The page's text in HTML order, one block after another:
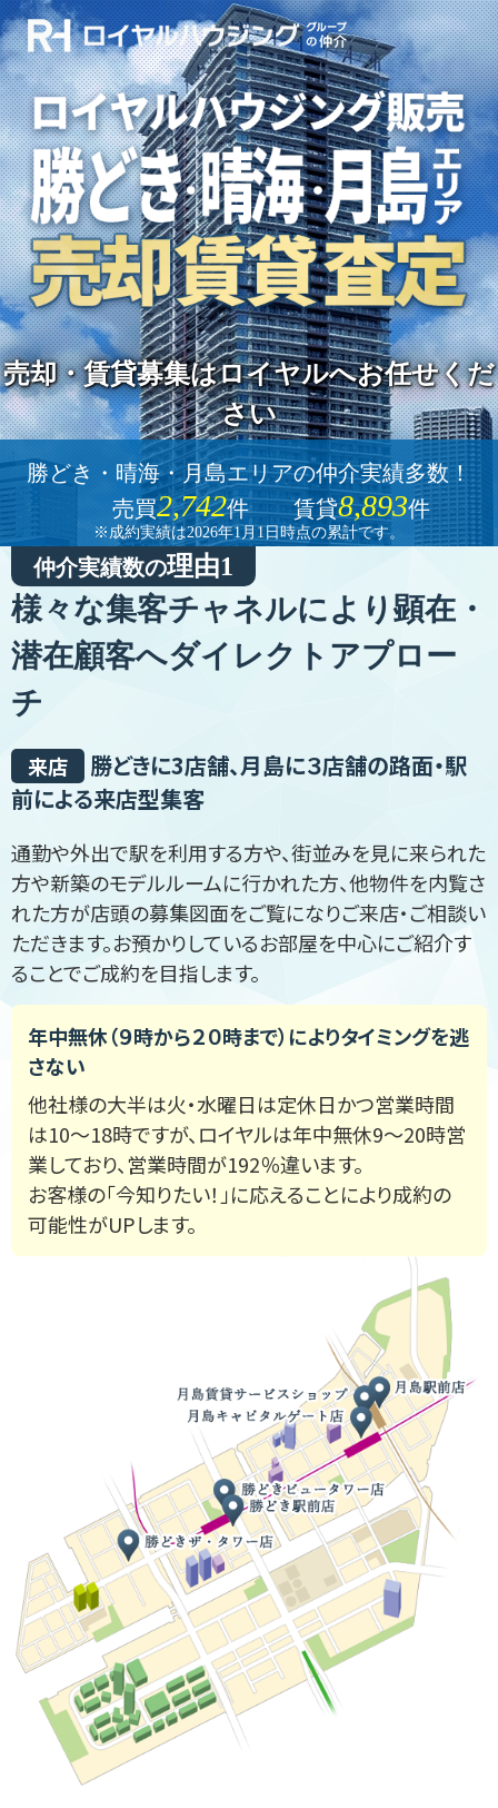
売却・賃貸募集はロイヤルへお任せくだ
さい
勝どき・晴海・月島エリアの仲介実績多数！
売買2,742件 賃貸8,893件
※成約実績は2026年1月1日時点の累計です。
仲介実績数の理由1
様々な集客チャネルにより顕在・
潜在顧客へダイレクトアプロー
チ
来店
勝どきに3店舗、月島に３店舗の路面・駅
前による来店型集客
通勤や外出で駅を利用する方や、街並みを見に来られた
方や新築のモデルルームに行かれた方、他物件を内覧さ
れた方が店頭の募集図面をご覧になりご来店・ご相談い
ただきます。お預かりしているお部屋を中心にご紹介す
ることでご成約を目指します。
年中無休（９時から２０時まで）によりタイミングを逃
さない
他社様の大半は火・水曜日は定休日かつ営業時間
は10～18時ですが、ロイヤルは年中無休9～20時営
業しており、営業時間が192％違います。
お客様の「今知りたい！」に応えることにより成約の
可能性がUPします。